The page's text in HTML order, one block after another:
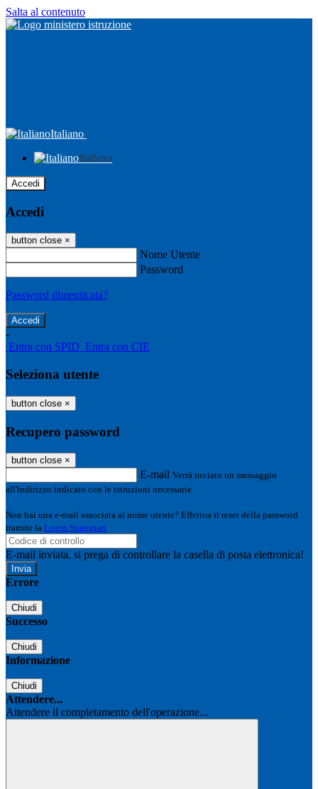
Salta al contenuto
Italiano
Italiano
Accedi
Accedi
button close ×
Nome Utente
Password
Password dimenticata?
-
Entra con SPID Entra con CIE
Seleziona utente
button close ×
Recupero password
button close ×
E-mail Verrà inviato un messaggio
all'indirizzo indicato con le istruzioni necessarie.
Non hai una e-mail associata al nome utente? Effettua il reset della password
tramite la Login Spaggiari
E-mail inviata, si prega di controllare la casella di posta elettronica!
Errore
Chiudi
Successo
Chiudi
Informazione
Chiudi
Attendere...
Attendere il completamento dell'operazione...